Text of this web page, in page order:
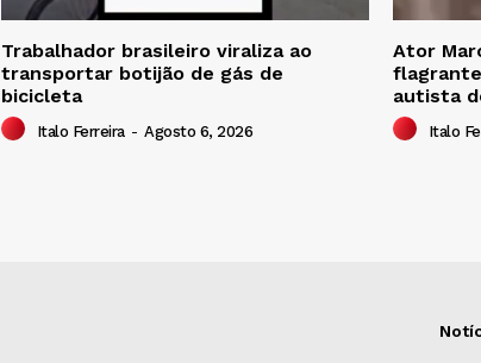
Trabalhador brasileiro viraliza ao
transportar botijão de gás de
bicicleta
Italo Ferreira - Agosto 6, 2026
Ator
autista
Italo